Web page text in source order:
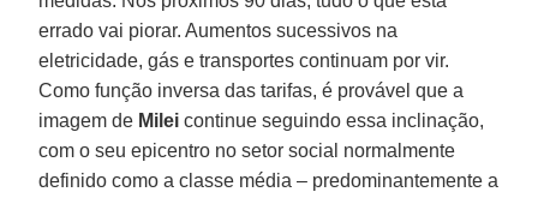
errado vai piorar. Aumentos sucessivos na
eletricidade, gás e transportes continuam por vir.
Como função inversa das tarifas, é provável que a
imagem de Milei continue seguindo essa inclinação,
com o seu epicentro no setor social normalmente
definido como a classe média – predominantemente a